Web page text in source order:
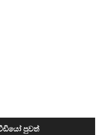
පුවත්